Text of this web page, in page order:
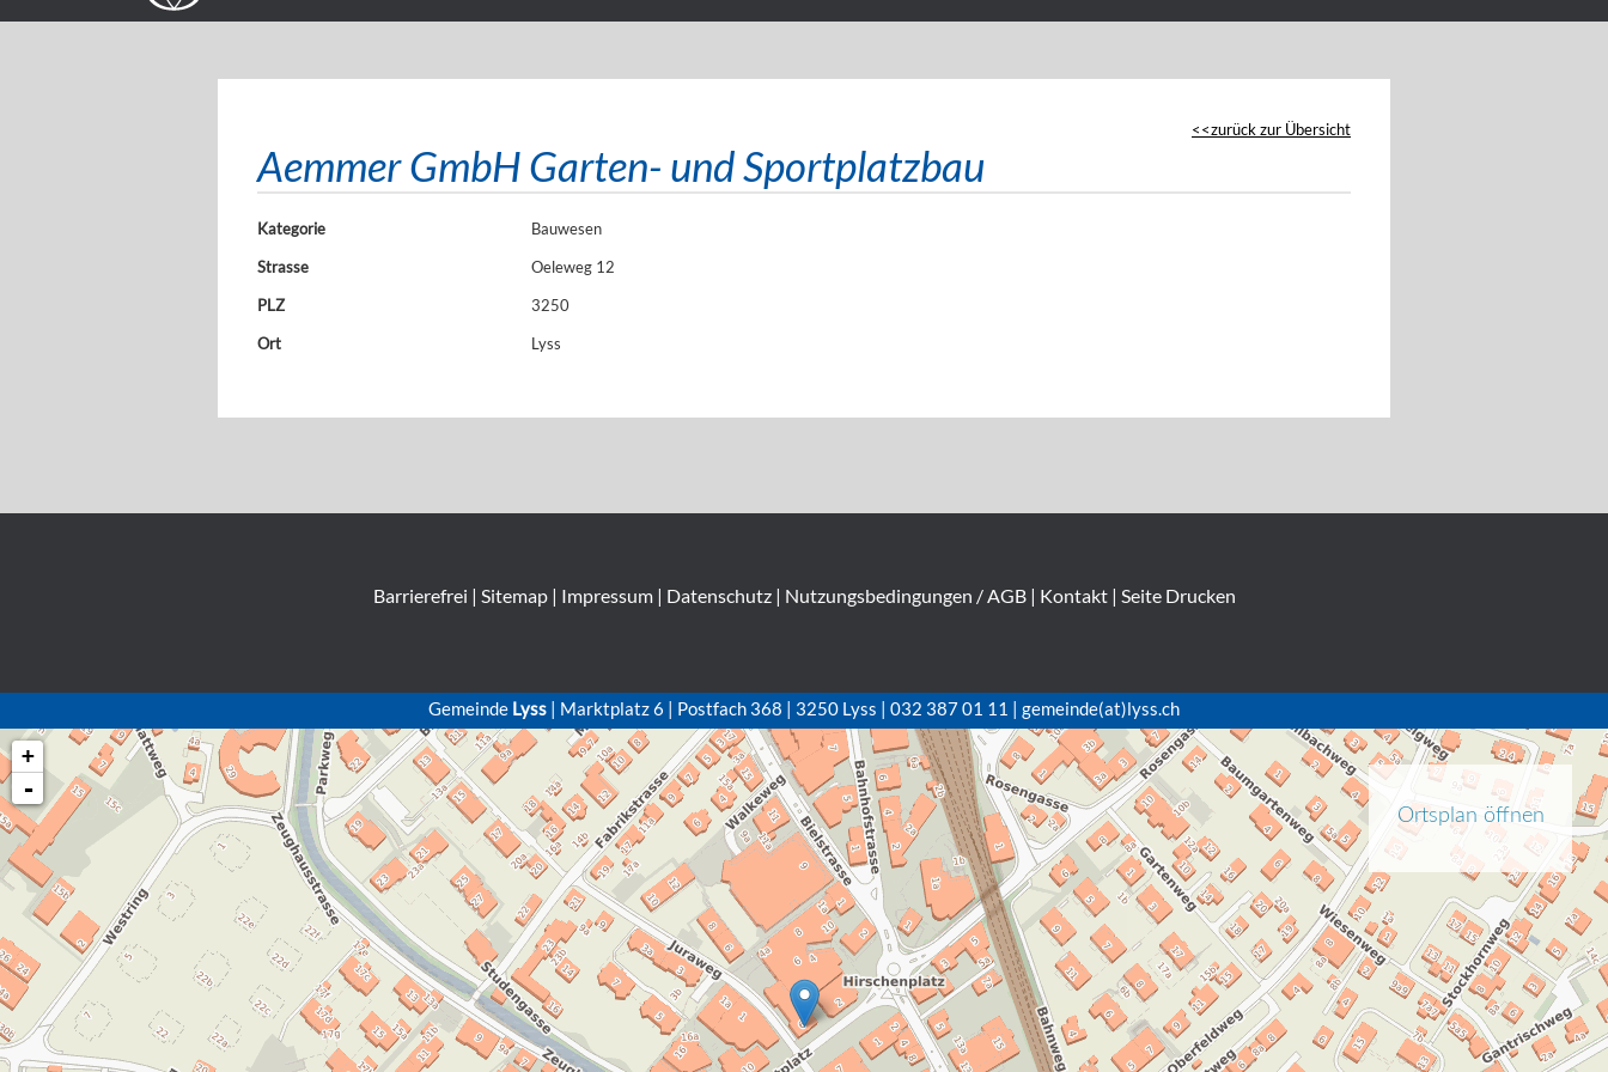
zurück zur Übersicht
Aemmer GmbH Garten- und Sportplatzbau
Kategorie
Bauwesen
Strasse
Oeleweg 12
PLZ
3250
Ort
Lyss
Barrierefrei | Sitemap| Impressum| Datenschutz| Nutzungsbedingungen / AGB| Kontakt| Seite Drucken
Gemeinde Lyss | Marktplatz 6 | Postfach 368 | 3250 Lyss | 032 387 01 11 | gemeinde(at)lyss.ch